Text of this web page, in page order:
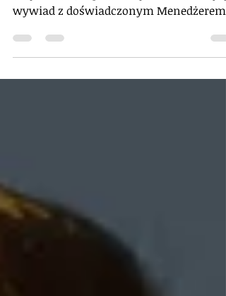
Drodzy Przyjaciele i Sympatycy naszych
wywiad z doświadczonym Menedżerem
ramach Manage or Die...